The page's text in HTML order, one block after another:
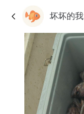
坏坏的我